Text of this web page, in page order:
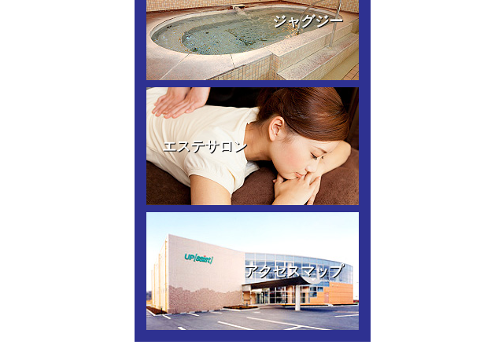
ジャグジー
エステサロン
アクセスマップ